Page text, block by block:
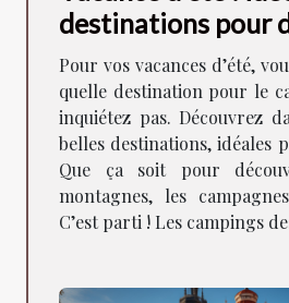
destinations pour
moments
Pour vos vacances d’été,
quelle destination pour le
inquiétez pas. Découvrez
belles destinations, idéales
Que ça soit pour
montagnes, les
C’est parti ! Les campings